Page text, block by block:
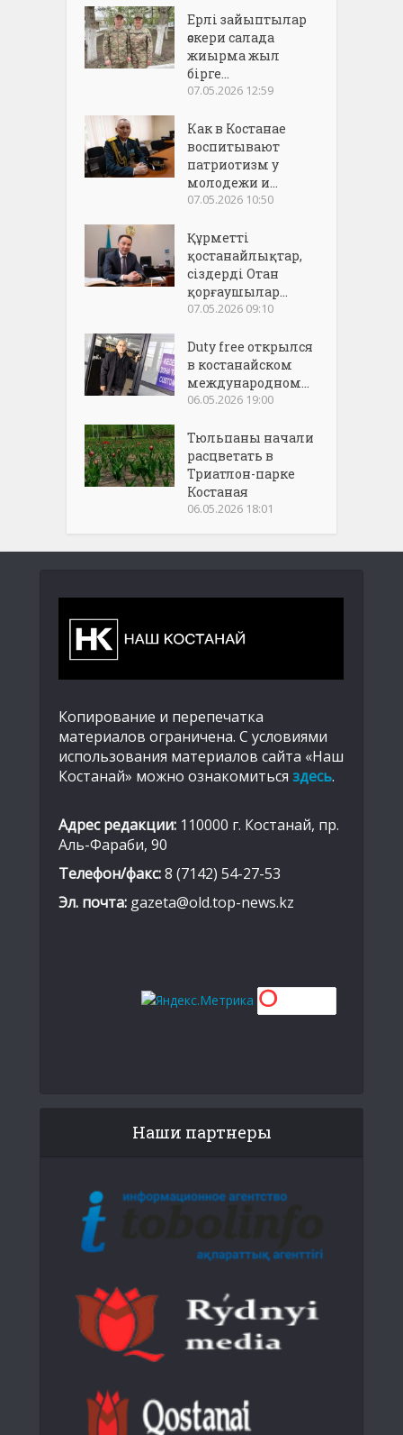
Ерлі зайыптылар
әскери салада
жиырма жыл
бірге...
07.05.2026 12:59
Как в Костанае
воспитывают
патриотизм у
молодежи и...
07.05.2026 10:50
Құрметті
қостанайлықтар,
сіздерді Отан
қорғаушылар...
07.05.2026 09:10
Duty free открылся
в костанайском
международном...
06.05.2026 19:00
Тюльпаны начали
расцветать в
Триатлон-парке
Костаная
06.05.2026 18:01
Копирование и перепечатка
материалов ограничена. С условиями
использования материалов сайта «Наш
Костанай» можно ознакомиться здесь.
Адрес редакции: 110000 г. Костанай, пр.
Аль-Фараби, 90
Телефон/факс:8 (7142) 54-27-53
Эл. почта: gazeta@old.top-news.kz
Наши партнеры